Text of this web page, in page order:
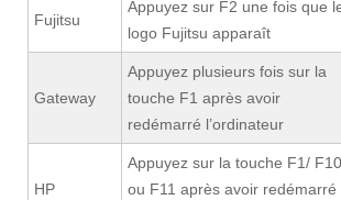
Fujitsu
Appuyez sur F2 une fois que
logo Fujitsu apparaît
Gateway
Appuyez plusieurs fois sur la
touche F1 après avoir
redémarré l’ordinateur
HP
Appuyez sur la touche F1/
ou F11 après avoir redémarré